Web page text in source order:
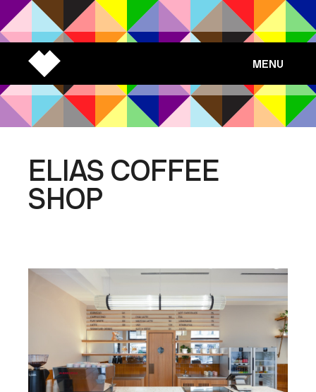
MENU
ELIAS COFFEE
SHOP